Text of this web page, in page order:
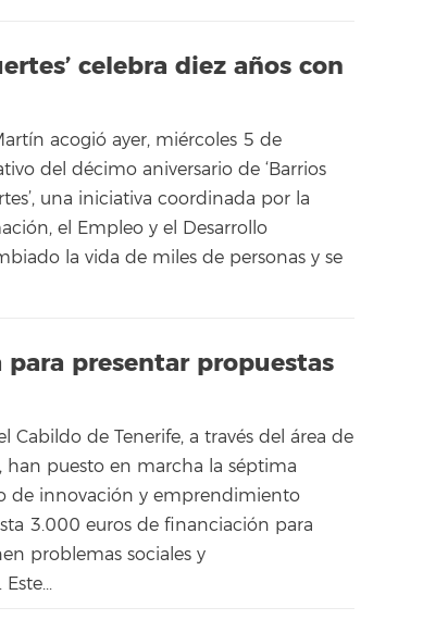
celebra diez años con
acogió ayer, miércoles 5 de
del décimo aniversario de ‘Barrios
una iniciativa coordinada por la
el Empleo y el Desarrollo
la vida de miles de personas y se
presentar propuestas
Cabildo de Tenerife, a través del área de
han puesto en marcha la séptima
de innovación y emprendimiento
3.000 euros de financiación para
problemas sociales y